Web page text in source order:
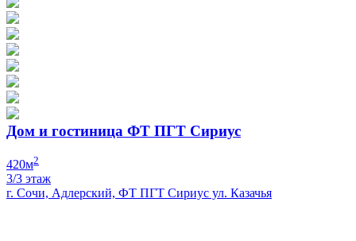
Дом и гостиница ФТ ПГТ Сириус
420м2
3/3 этаж
г. Сочи, Адлерский, ФТ ПГТ Сириус ул. Казачья